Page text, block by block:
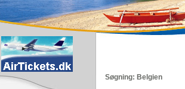
Søgning: Belgien